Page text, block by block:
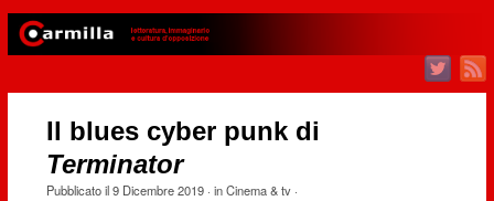
Il blues cyber punk di
Terminator
Pubblicato il9 Dicembre 2019· inCinema & tv·